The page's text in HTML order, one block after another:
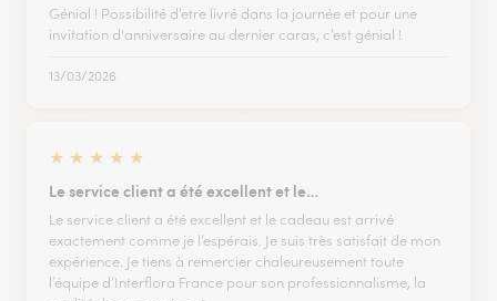
Génial ! Possibilité d’etre livré dans la journée et pour une
invitation d'anniversaire au dernier caras, c’est génial !
13/03/2026
★ ★ ★ ★ ★
Le service client a été excellent et le…
Le service client a été excellent et le cadeau est arrivé
exactement comme je l’espérais. Je suis très satisfait de mon
expérience. Je tiens à remercier chaleureusement toute
l’équipe d’Interflora France pour son professionnalisme, la